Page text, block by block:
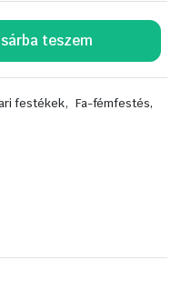
teszem
festékek, Fa-fémfestés,